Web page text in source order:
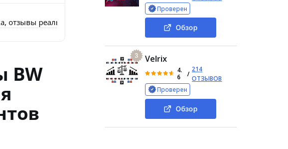
отзывы реальных клиентов «БиВай Экспресс» Телеграмм-канал
BW
Проверен
Обзор
3 Velrix
4.
6
/
214
ОТЗЫВОВ
Проверен
Обзор